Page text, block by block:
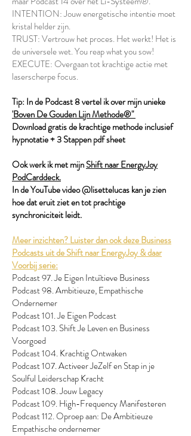
INTENTION: Jouw energetische intentie moet
kristal helder zijn.
TRUST: Vertrouw het proces. Het werkt! Het is
de universele wet. You reap what you sow!
EXECUTE: Overgaan tot krachtige actie met
laserscherpe focus.
Tip: In de Podcast 8 vertel ik over mijn unieke
'Boven De Gouden Lijn Methode®"
Download gratis de krachtige methode inclusief
hypnotatie + 3 Stappen pdf sheet
Ook werk ik met mijnShift naar EnergyJoy
PodCarddeck.
In de YouTube video @lisettelucas kan je zien
hoe dat eruit ziet en tot prachtige
synchroniciteit leidt.
Meer inzichten? Luister dan ook deze Business
Podcasts uit de Shift naar EnergyJoy & daar
Voorbij serie:
Podcast 97. Je Eigen Intuïtieve Business
Podcast 98. Ambitieuze, Empathische
Ondernemer
Podcast 101. Je Eigen Podcast
Podcast 103. Shift Je Leven en Business
Voorgoed
Podcast 104. Krachtig Ontwaken
Podcast 107. Activeer JeZelf en Stap in je
Soulful Leiderschap Kracht
Podcast 108. Jouw Legacy
Podcast 109. High-Frequency Manifesteren
Podcast 112. Oproep aan: De Ambitieuze
Empathische ondernemer